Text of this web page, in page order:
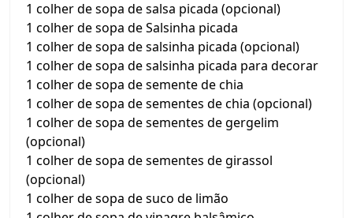
1 colher de sopa de salsa picada (opcional)
1 colher de sopa de Salsinha picada
1 colher de sopa de salsinha picada (opcional)
1 colher de sopa de salsinha picada para decorar
1 colher de sopa de semente de chia
1 colher de sopa de sementes de chia (opcional)
1 colher de sopa de sementes de gergelim
(opcional)
1 colher de sopa de sementes de girassol
(opcional)
1 colher de sopa de suco de limão